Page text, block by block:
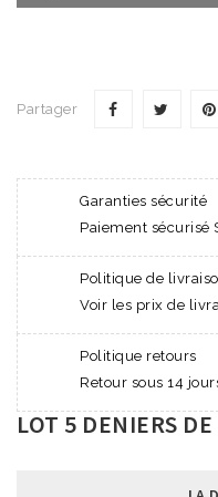
Partager
Garanties sécurité
Paiement sécurisé
Politique de
Voir les prix de
Politique retours
Retour sous 14
LOT 5 DENIERS